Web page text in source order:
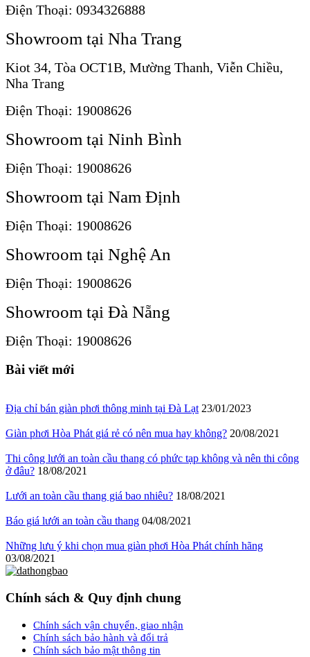
Điện Thoại: 0934326888
Showroom tại Nha Trang
Kiot 34, Tòa OCT1B, Mường Thanh, Viễn Chiều,
Nha Trang
Điện Thoại: 19008626
Showroom tại Ninh Bình
Điện Thoại: 19008626
Showroom tại Nam Định
Điện Thoại: 19008626
Showroom tại Nghệ An
Điện Thoại: 19008626
Showroom tại Đà Nẵng
Điện Thoại: 19008626
Bài viết mới
Địa chỉ bán giàn phơi thông minh tại Đà Lạt 23/01/2023
Giàn phơi Hòa Phát giá rẻ có nên mua hay không? 20/08/2021
Thi công lưới an toàn cầu thang có phức tạp không và nên thi công
ở đâu? 18/08/2021
Lưới an toàn cầu thang giá bao nhiêu? 18/08/2021
Báo giá lưới an toàn cầu thang 04/08/2021
Những lưu ý khi chọn mua giàn phơi Hòa Phát chính hãng
03/08/2021
Chính sách & Quy định chung
Chính sách vận chuyển, giao nhận
Chính sách bảo hành và đổi trả
Chính sách bảo mật thông tin